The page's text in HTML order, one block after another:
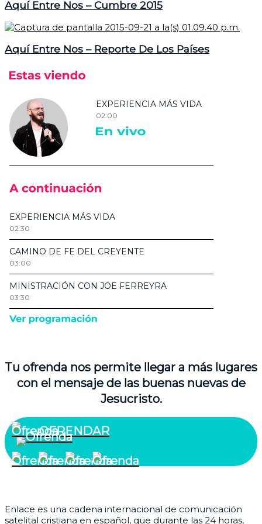
Aquí Entre Nos – Cumbre 2015
Aquí Entre Nos – Reporte De Los Países
Tu ofrenda nos permite llegar a más lugares
con el mensaje de las buenas nuevas de
Jesucristo.
OFRENDAR
Enlace es una cadena internacional de comunicación
satelital cristiana en español, que durante las 24 horas,